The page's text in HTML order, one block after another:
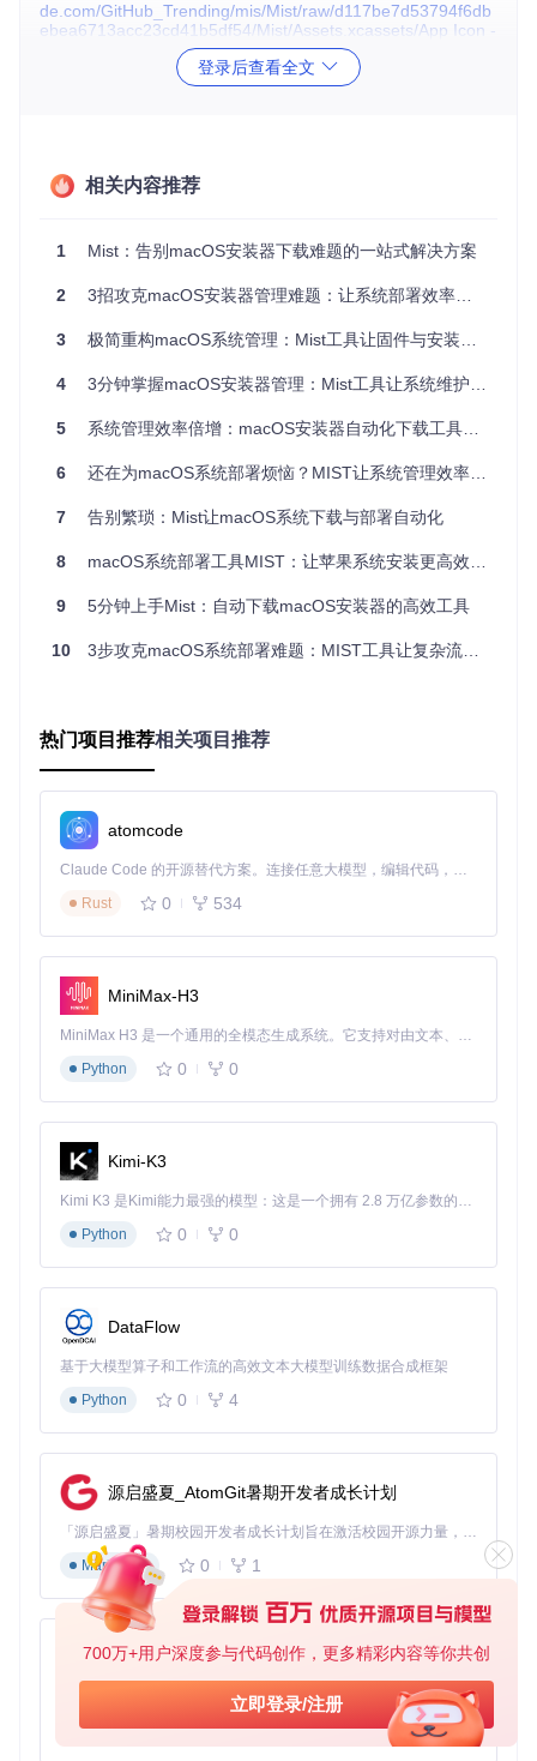
700万+用户深度参与代码创作，更多精彩内容等你共创
立即登录/注册
de.com/GitHub_Trending/mis/Mist/raw/d117be7d53794f6db
ebea6713acc23cd41b5df54/Mist/Assets.xcassets/App Icon -
macOS Monterey.appiconset/icon_512x512@2x.png?utm_s
ource=gitcode_repo_files)
定的正式版还是最新的测试版。
安装Mist只需简单几步，即使你没有丰富的终端操作经验也能
轻松完成：
打开终端应用程序
输入以下命令克隆项目仓库：
git clone
进入项目目录并按照README中的指引完成安装
关键权限设置
为确保Mist正常工作，需要在系统设置中启用"全盘访问"权
限。这一步非常重要，因为它允许Mist管理系统文件和执行必
要的安装操作：
GitHub_Trending/mis/Mist/raw/d117be7d53794f6dbebea671
设置步骤：
点击锁形图标解锁设置
点击"+"按钮添加Mist应用
确保Mist旁边的开关已打开
完成这些步骤后，Mist就能正常工作了。建议在首次使用前重
启应用，确保权限设置生效。
核心功能详解：Mist如何提升你的工作效率
智能版本管理系统
Mist最引人注目的功能是其智能版本识别系统。它能自动扫描
中手动搜索。
![Mist主界面展示 macOS版本管理功能](https://raw.gitcode.co
713acc23cd41b5df54/README Resources/Example.png?ut
和安装器。每个版本项都配有直观的图标、大小信息和操作按
钮，让管理变得一目了然。你还可以通过顶部的搜索框快速定
位特定版本，或使用"Include Betas"选项显示测试版系统。
跨芯片平台优化
Apple Silicon Mac
：直接下载固件恢复文件，并自动验证
SHA-1校验和确保文件完整性
Intel Mac：支持生成多种格式，包括应用包、磁盘映像、
启动型ISO镜像和安装包
这种差异化处理确保无论你使用哪种Mac，都能获得最佳的系
多格式输出与转换
Mist支持多种输出格式，满足不同场景需求：
登录后查看全文
相关内容推荐
1 Mist：告别macOS安装器下载难题的一站式解决方案
2 3招攻克macOS安装器管理难题：让系统部署效率提升90%
3 极简重构macOS系统管理：Mist工具让固件与安装器下载效率提升10倍
4 3分钟掌握macOS安装器管理：Mist工具让系统维护效率提升10倍
5 系统管理效率倍增：macOS安装器自动化下载工具Mist全面指南
6 还在为macOS系统部署烦恼？MIST让系统管理效率提升300%
7 告别繁琐：Mist让macOS系统下载与部署自动化
8 macOS系统部署工具MIST：让苹果系统安装更高效的全攻略
9 5分钟上手Mist：自动下载macOS安装器的高效工具
10 3步攻克macOS系统部署难题：MIST工具让复杂流程一键化
热门项目推荐相关项目推荐
atomcode
Claude Code 的开源替代方案。连接任意大模型，编辑代码，运行命令，自动验证 — 全自动执行。用 Rust 构建，极致性能。 ｜ An open-source alternative to Claude Code. Connect any LLM, edit code, run commands, and verify changes — autonomously. Built in Rust for speed. Get Started
Rust
0 534
MiniMax-H3
MiniMax H3 是一个通用的全模态生成系统。它支持对由文本、图像、视频和音频组成的多模态上下文进行统一理解，并能生成分辨率高达 2K、时长可达 15 秒的带原生立体声音频的视频。得益于面向任务泛化的系统设计，H3 在预训练阶段就已具备广泛的多模态上下文理解与生成能力，能够出色地执行复杂的多模态指令。
Python
0 0
Kimi-K3
Kimi K3 是Kimi能力最强的模型：这是一个拥有 2.8 万亿参数的混合专家（MoE）模型，具备原生视觉理解能力，并支持 100 万 token 的上下文窗口。
Python
0 0
DataFlow
基于大模型算子和工作流的高效文本大模型训练数据合成框架
Python
0 4
源启盛夏_AtomGit暑期开发者成长计划
「源启盛夏」暑期校园开发者成长计划旨在激活校园开源力量，通过积分激励、认证扶持、资源倾斜等形式，引导高校组织和开发者完成「入驻 — 建项目 — 做贡献 — 获认证 — 得资源」的完整闭环。无论你是想带领社团入驻平台的组织者，还是希望用代码贡献证明自己的开发者，都能在这里找到属于你的成长路径。
Markdown
0 1
py-xiaozhi
基于Python的Xiaozhi AI，适用于想要完整Xiaozhi体验而无需拥有专用硬件的用户。
Python
0 1